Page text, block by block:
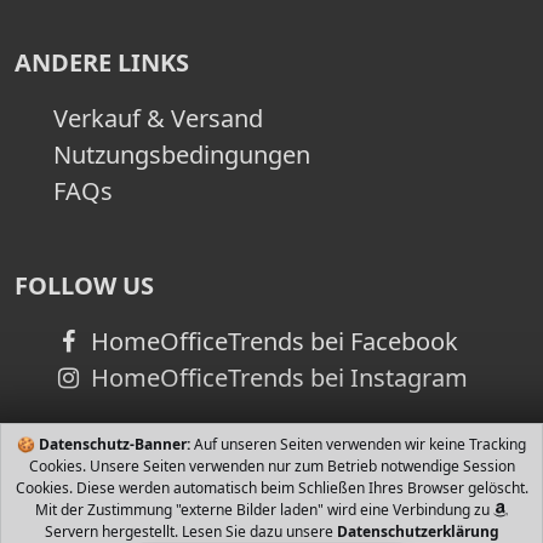
🍪 Datenschutz-Banner:Auf unseren Seiten verwenden wir keine Tracking
Cookies. Unsere Seiten verwenden nur zum Betrieb notwendige Session
Cookies. Diese werden automatisch beim Schließen Ihres Browser gelöscht.
Mit der Zustimmung "externe Bilder laden" wird eine Verbindung zu
Servern hergestellt. Lesen Sie dazu unsere Datenschutzerklärung
ANDERE LINKS
Verkauf & Versand
Nutzungsbedingungen
FAQs
FOLLOW US
HomeOfficeTrends bei Facebook
HomeOfficeTrends bei Instagram